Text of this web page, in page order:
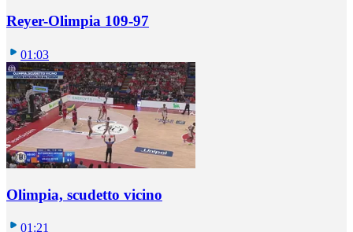
Reyer-Olimpia 109-97
01:03
Olimpia, scudetto vicino
01:21